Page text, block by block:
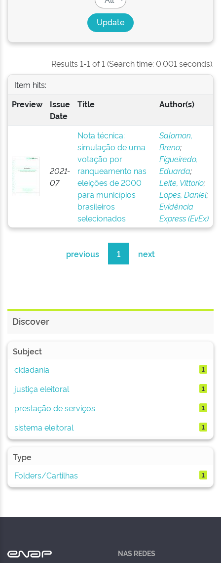
Results 1-1 of 1 (Search time: 0.001 seconds).
Item hits:
Preview
Issue
Date
Title Author(s)
2021-
07
Nota técnica:
simulação de uma
votação por
ranqueamento nas
eleições de 2000
para municípios
brasileiros
selecionados
Salomon,
Breno;
Figueiredo,
Eduarda;
Leite, Vittorio;
Lopes, Daniel;
Evidência
Express (EvEx)
previous 1 next
Discover
Subject
cidadania
1
justiça eleitoral 1
prestação de serviços 1
sistema eleitoral 1
Type
Folders/Cartilhas
1
NAS REDES